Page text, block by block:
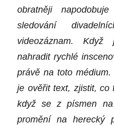
obratněji
sledování
videozáznam.
nahradit rychlé
právě na toto
je ověřit text, zjistit, co
když se z písmen
promění na herecký